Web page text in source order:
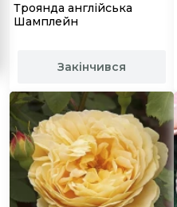
Троянда англійська
Шамплейн
Закінчився